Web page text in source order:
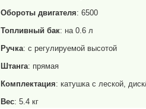
Обороты двигателя: 6500
Топливный бак: на 0.6 л
Ручка: с регулируемой высотой
Штанга: прямая
Комплектация: катушка с леской,
Вес: 5.4 кг